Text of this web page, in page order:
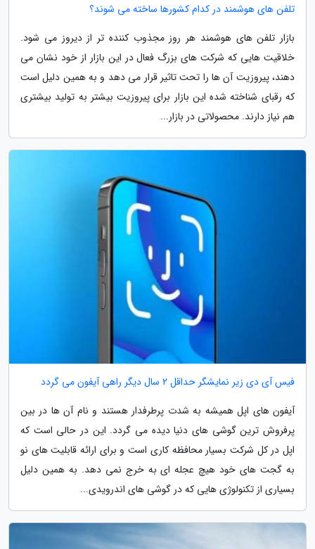
تلفن های هوشمند در کدام کشورها ساخته می شوند؟
بازار تلفن های هوشمند هر روز مجذوب کننده تر از دیروز می شود.
خلاقیت هایی که شرکت های بزرگ فعال در این بازار از خود نشان می
دهند، پیروزیت آن ها را تحت تاثیر قرار می دهد و به همین دلیل است
که رقبای شناخته شده این بازار برای پیروزیت بیشتر به تولید بیشتری
هم نیاز دارند. محصولاتی در بازار...
فیس آی دی زیر نمایشگر حداقل 2 سال دیگر راهی آیفون می گردد
آیفون های اپل همیشه به شدت پرطرفدار هستند و نام آن ها در بین
پرفروش ترین گوشی های دنیا دیده می گردد. این در حالی است که
اپل در کل شرکت بسیار محافظه کاری است و برای ارائه قابلیت های نو
به گجت های خود هیچ عجله ای به خرج نمی دهد. به همین دلیل
بسیاری از تکنولوژی هایی که در گوشی های اندرویدی...